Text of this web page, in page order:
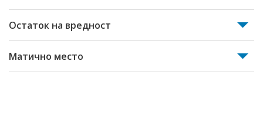
Остаток на вредност
Матично место